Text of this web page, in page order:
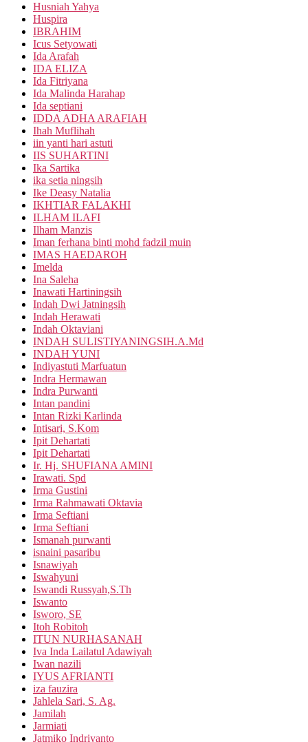
Husniah Yahya
Huspira
IBRAHIM
Icus Setyowati
Ida Arafah
IDA ELIZA
Ida Fitriyana
Ida Malinda Harahap
Ida septiani
IDDA ADHA ARAFIAH
Ihah Muflihah
iin yanti hari astuti
IIS SUHARTINI
Ika Sartika
ika setia ningsih
Ike Deasy Natalia
IKHTIAR FALAKHI
ILHAM ILAFI
Ilham Manzis
Iman ferhana binti mohd fadzil muin
IMAS HAEDAROH
Imelda
Ina Saleha
Inawati Hartiningsih
Indah Dwi Jatningsih
Indah Herawati
Indah Oktaviani
INDAH SULISTIYANINGSIH.A.Md
INDAH YUNI
Indiyastuti Marfuatun
Indra Hermawan
Indra Purwanti
Intan pandini
Intan Rizki Karlinda
Intisari, S.Kom
Ipit Dehartati
Ipit Dehartati
Ir. Hj. SHUFIANA AMINI
Irawati. Spd
Irma Gustini
Irma Rahmawati Oktavia
Irma Seftiani
Irma Seftiani
Ismanah purwanti
isnaini pasaribu
Isnawiyah
Iswahyuni
Iswandi Russyah,S.Th
Iswanto
Isworo, SE
Itoh Robitoh
ITUN NURHASANAH
Iva Inda Lailatul Adawiyah
Iwan nazili
IYUS AFRIANTI
iza fauzira
Jahlela Sari, S. Ag.
Jamilah
Jarmiati
Jatmiko Indriyanto